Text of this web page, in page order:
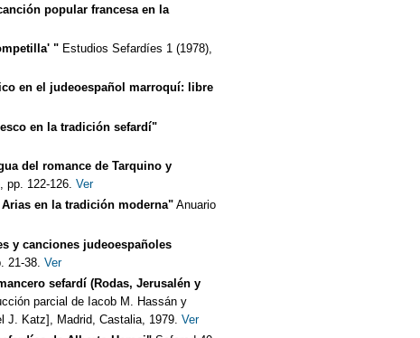
popular francesa en la
" Estudios Sefardíes 1 (1978),
en el judeoespañol marroquí: libre
en la tradición sefardí"
del romance de Tarquino y
pp. 122-126. Ver
en la tradición moderna" Anuario
y canciones judeoespañoles
21-38. Ver
sefardí (Rodas, Jerusalén y
parcial de Iacob M. Hassán y
J. Katz], Madrid, Castalia, 1979. Ver